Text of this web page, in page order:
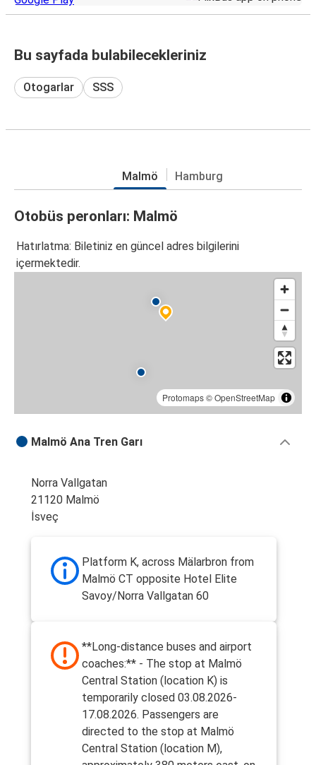
Bu sayfada bulabilecekleriniz
Otogarlar SSS
Malmö Hamburg
Otobüs peronları: Malmö
Hatırlatma: Biletiniz en güncel adres bilgilerini
içermektedir.
Protomaps©OpenStreetMap
Malmö Ana Tren Garı
Norra Vallgatan
21120 Malmö
İsveç
Platform K, across Mälarbron from
Malmö CT opposite Hotel Elite
Savoy/Norra Vallgatan 60
**Long-distance buses and airport
coaches:** - The stop at Malmö
Central Station (location K) is
temporarily closed 03.08.2026-
17.08.2026. Passengers are
directed to the stop at Malmö
Central Station (location M),